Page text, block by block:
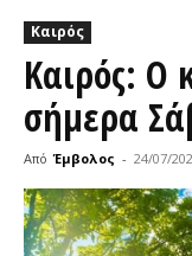
Καιρός
Καιρός: Ο
σήμερα
Από Έμβολος - 24/07/